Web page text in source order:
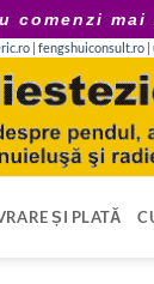
mai
|fengshuiconsult.ro |
ȘI PLATĂ